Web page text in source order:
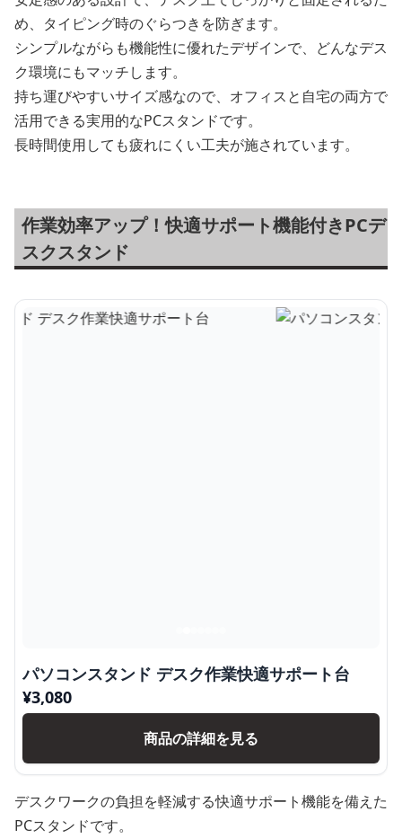
め、タイピング時のぐらつきを防ぎます。
シンプルながらも機能性に優れたデザインで、どんなデス
ク環境にもマッチします。
持ち運びやすいサイズ感なので、オフィスと自宅の両方で
活用できる実用的なPCスタンドです。
長時間使用しても疲れにくい工夫が施されています。
作業効率アップ！快適サポート機能付きPCデ
スクスタンド
パソコンスタンド デスク作業快適サポート台
¥3,080
商品の詳細を見る
デスクワークの負担を軽減する快適サポート機能を備えた
PCスタンドです。